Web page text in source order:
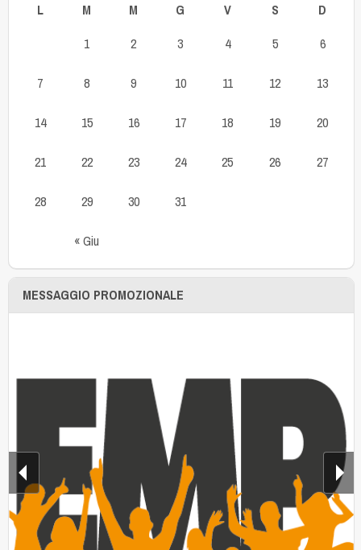
L
M M G V S D
« Giu
1 2 3 4 5 6
7 8 9 10 11 12 13
14 15 16 17 18 19 20
21 22 23 24 25 26 27
28 29 30 31
MESSAGGIO PROMOZIONALE